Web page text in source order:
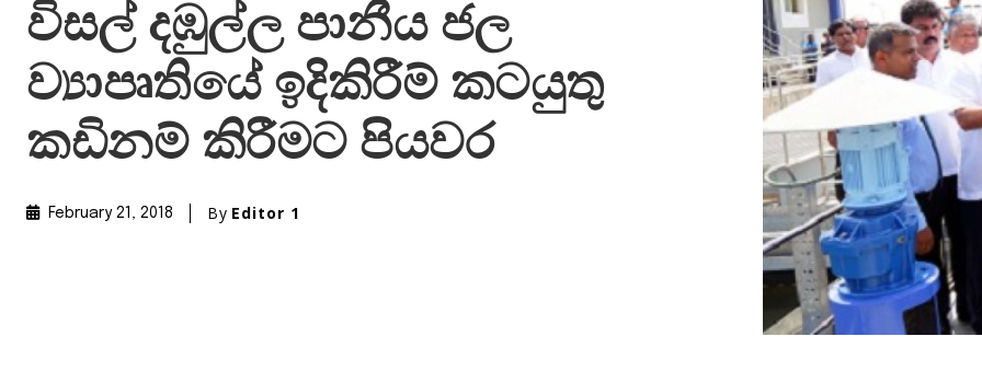
විසල් දඹුල්ල පානීය ජල
ව්‍යාපෘතියේ ඉදිකිරීම් කටයුතු
කඩිනම් කිරීමට පියවර
February 21, 2018 By Editor 1